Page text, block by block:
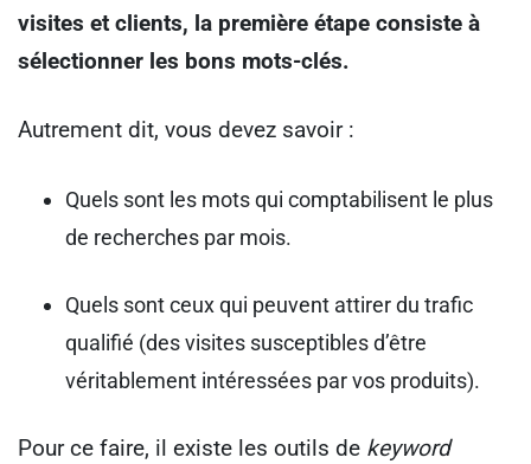
visites et clients, la première étape consiste à
sélectionner les bons mots-clés.
Autrement dit, vous devez savoir :
Quels sont les mots qui comptabilisent le plus
de recherches par mois.
Quels sont ceux qui peuvent attirer du trafic
qualifié (des visites susceptibles d’être
véritablement intéressées par vos produits).
Pour ce faire, il existe les outils de keyword